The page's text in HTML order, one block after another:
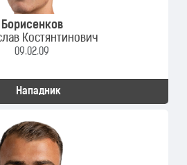
Борисенков
Костянтинович
09.02.09
Нападник